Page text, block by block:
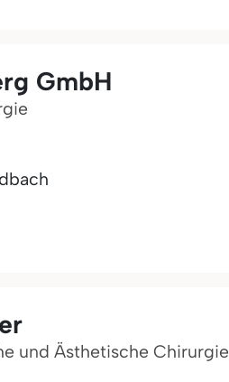
GmbH
und Ästhetische Chirurgie